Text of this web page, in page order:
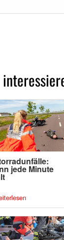
jede Minute